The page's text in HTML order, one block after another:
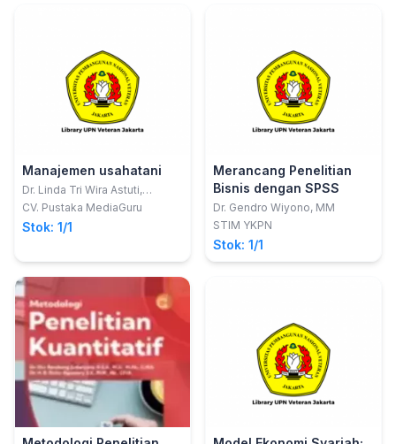
Manajemen usahatani
Dr. Linda Tri Wira Astuti,
S.P.,MP.; Yenny Laura
CV. Pustaka MediaGuru
Stok: 1/1
Merancang Penelitian
Bisnis dengan SPSS
Dr. Gendro Wiyono, MM
STIM YKPN
Stok: 1/1